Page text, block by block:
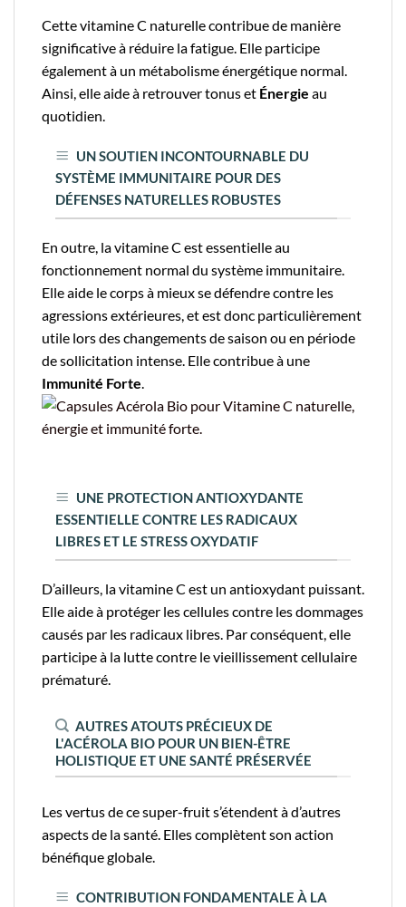
Cette vitamine C naturelle contribue de manière
significative à réduire la fatigue. Elle participe
également à un métabolisme énergétique normal.
Ainsi, elle aide à retrouver tonus et Énergie au
quotidien.
UN SOUTIEN INCONTOURNABLE DU
SYSTÈME IMMUNITAIRE POUR DES
DÉFENSES NATURELLES ROBUSTES
En outre, la vitamine C est essentielle au
fonctionnement normal du système immunitaire.
Elle aide le corps à mieux se défendre contre les
agressions extérieures, et est donc particulièrement
utile lors des changements de saison ou en période
de sollicitation intense. Elle contribue à une
Immunité Forte
UNE PROTECTION ANTIOXYDANTE
ESSENTIELLE CONTRE LES RADICAUX
LIBRES ET LE STRESS OXYDATIF
D’ailleurs, la vitamine C est un antioxydant puissant.
Elle aide à protéger les cellules contre les dommages
causés par les radicaux libres. Par conséquent, elle
participe à la lutte contre le vieillissement cellulaire
prématuré.
AUTRES ATOUTS PRÉCIEUX DE
L'ACÉROLA BIO POUR UN BIEN-ÊTRE
HOLISTIQUE ET UNE SANTÉ PRÉSERVÉE
Les vertus de ce super-fruit s’étendent à d’autres
aspects de la santé. Elles complètent son action
bénéfique globale.
CONTRIBUTION FONDAMENTALE À LA